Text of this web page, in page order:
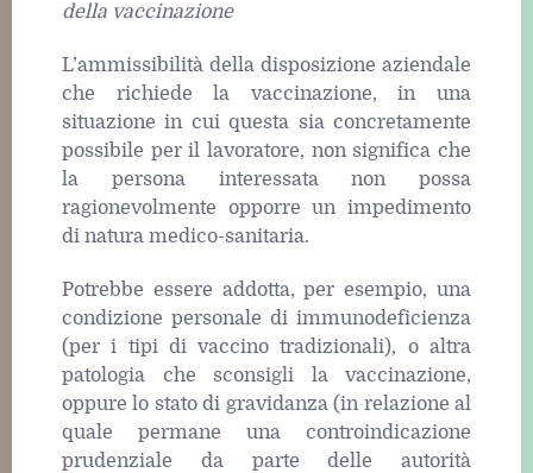
della vaccinazione
L’ammissibilità della disposizione aziendale
che richiede la vaccinazione, in una
situazione in cui questa sia concretamente
possibile per il lavoratore, non significa che
la persona interessata non possa
ragionevolmente opporre un impedimento
di natura medico-sanitaria.
Potrebbe essere addotta, per esempio, una
condizione personale di immunodeficienza
(per i tipi di vaccino tradizionali), o altra
patologia che sconsigli la vaccinazione,
oppure lo stato di gravidanza (in relazione al
quale permane una controindicazione
prudenziale da parte delle autorità